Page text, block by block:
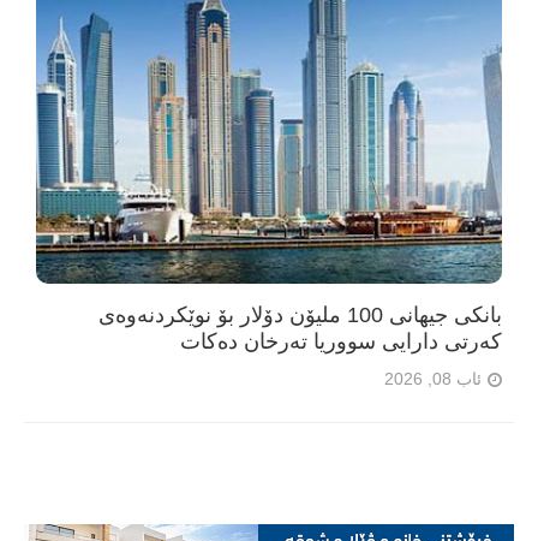
بانکی جیهانی 100 ملیۆن دۆلار بۆ نوێکردنەوەی
کەرتی دارایی سووریا تەرخان دەکات
ئاب 08, 2026